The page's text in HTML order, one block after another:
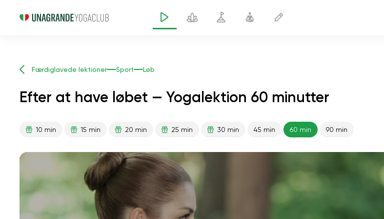
Færdiglavede lektioner Sport Løb
Efter at have løbet — Yogalektion 60 minutter
10 min 15 min 20 min 25 min 30 min 45 min 60 min 90 min